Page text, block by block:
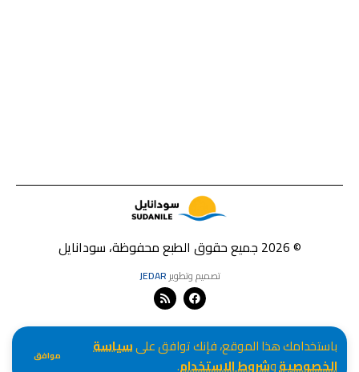
باستخدامك هذا الموقع، فإنك توافق علىسياسة
الخصوصيةوشروط الاستخدام. موافق
© 2026 جميع حقوق الطبع محفوظة، سودانايل
تصميم وتطويرJEDAR